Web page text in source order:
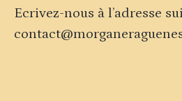
Ecrivez-nous à l’adresse